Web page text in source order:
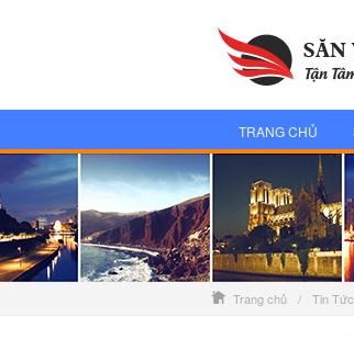
TRANG CHỦ
Trang chủ / Tin Tức